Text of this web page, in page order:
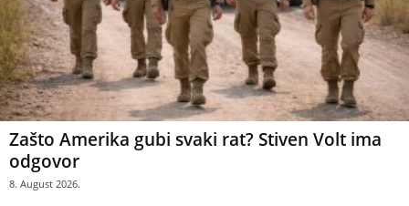
Zašto Amerika gubi svaki rat? Stiven Volt ima
odgovor
8. August 2026.